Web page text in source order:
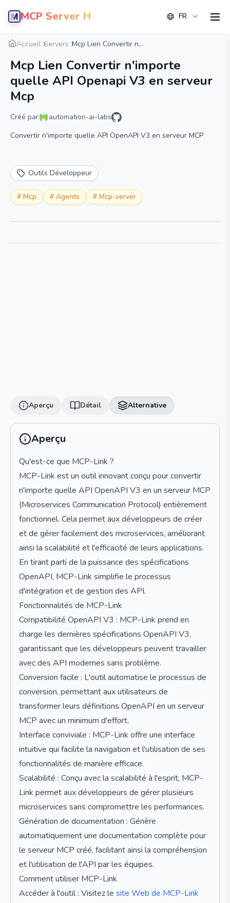
MCP Server Hub FR
Accueil Servers Mcp Lien Convertir n...
Mcp Lien Convertir n'importe
quelle API Openapi V3 en serveur
Mcp
Créé par
automation-ai-labs
Convertir n'importe quelle API OpenAPI V3 en serveur MCP
Outils Développeur
# Mcp # Agents # Mcp-server
Aperçu Détail Alternative
Aperçu Détail Alternative
Aperçu
Qu'est-ce que MCP-Link ?
MCP-Link est un outil innovant conçu pour convertir
n'importe quelle API OpenAPI V3 en un serveur MCP
(Microservices Communication Protocol) entièrement
fonctionnel. Cela permet aux développeurs de créer
et de gérer facilement des microservices, améliorant
ainsi la scalabilité et l'efficacité de leurs applications.
En tirant parti de la puissance des spécifications
OpenAPI, MCP-Link simplifie le processus
d'intégration et de gestion des API.
Fonctionnalités de MCP-Link
Compatibilité OpenAPI V3 : MCP-Link prend en
charge les dernières spécifications OpenAPI V3,
garantissant que les développeurs peuvent travailler
avec des API modernes sans problème.
Conversion facile : L'outil automatise le processus de
conversion, permettant aux utilisateurs de
transformer leurs définitions OpenAPI en un serveur
MCP avec un minimum d'effort.
Interface conviviale : MCP-Link offre une interface
intuitive qui facilite la navigation et l'utilisation de ses
fonctionnalités de manière efficace.
Scalabilité : Conçu avec la scalabilité à l'esprit, MCP-
Link permet aux développeurs de gérer plusieurs
microservices sans compromettre les performances.
Génération de documentation : Génère
automatiquement une documentation complète pour
le serveur MCP créé, facilitant ainsi la compréhension
et l'utilisation de l'API par les équipes.
Comment utiliser MCP-Link
Accéder à l'outil : Visitez le site Web de MCP-Link